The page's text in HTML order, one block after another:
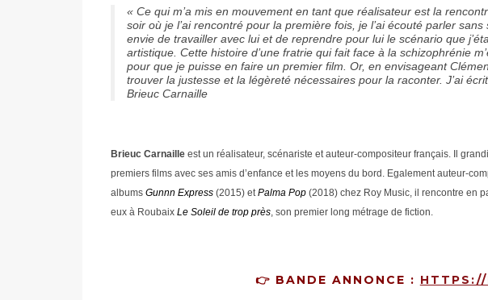
« Ce qui m’a mis en mouvement en tant que réalisateur est la
soir où je l’ai rencontré pour la première fois, je l’ai écouté parler
envie de travailler avec lui et de reprendre pour lui le scénario que
artistique. Cette histoire d’une fratrie qui fait face à la schizophrénie
pour que je puisse en faire un premier film. Or, en envisageant
trouver la justesse et la légèreté nécessaires pour la raconter. J’ai
Brieuc Carnaille
Brieuc Carnaille est un réalisateur, scénariste et auteur-compositeur français. Il
premiers films avec ses amis d’enfance et les moyens du bord. Egalement auteur-
albums Gunnn Express (2015) etPalma Pop (2018) chez Roy Music, il rencontre en
eux à Roubaix Le Soleil de trop près, son premier long métrage de fiction.
👉 BANDE ANNONCE :